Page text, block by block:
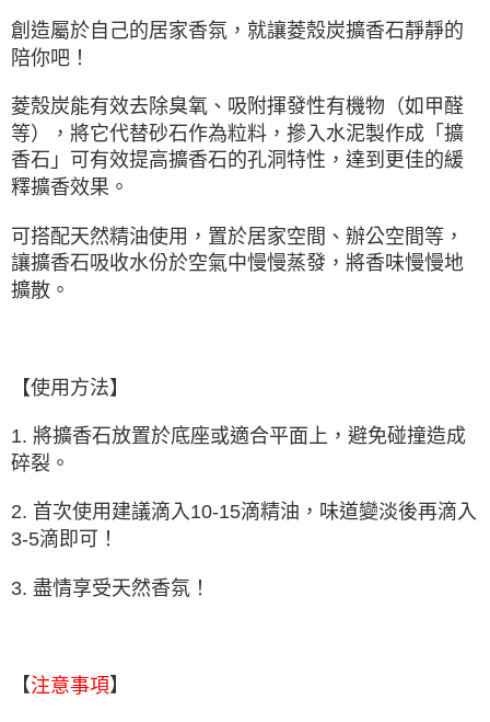
創造屬於自己的居家香氛，就讓菱殼炭擴香石靜靜的
陪你吧！
菱殼炭能有效去除臭氧、吸附揮發性有機物（如甲醛
等），將它代替砂石作為粒料，摻入水泥製作成「擴
香石」可有效提高擴香石的孔洞特性，達到更佳的緩
釋擴香效果。
可搭配天然精油使用，置於居家空間、辦公空間等，
讓擴香石吸收水份於空氣中慢慢蒸發，將香味慢慢地
擴散。
【使用方法】
1. 將擴香石放置於底座或適合平面上，避免碰撞造成
碎裂。
2. 首次使用建議滴入10-15滴精油，味道變淡後再滴入
3-5滴即可！
3. 盡情享受天然香氛！
【注意事項】